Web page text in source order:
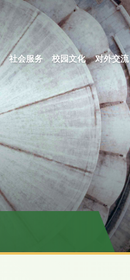
社会服务 校园文化 对外交流